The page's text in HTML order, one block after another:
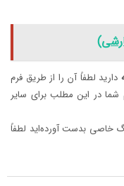
دارید لطفاً آن را از طریق فرم
شما در این مطلب برای سایر
خاصی بدست آورده‌اید لطفاً